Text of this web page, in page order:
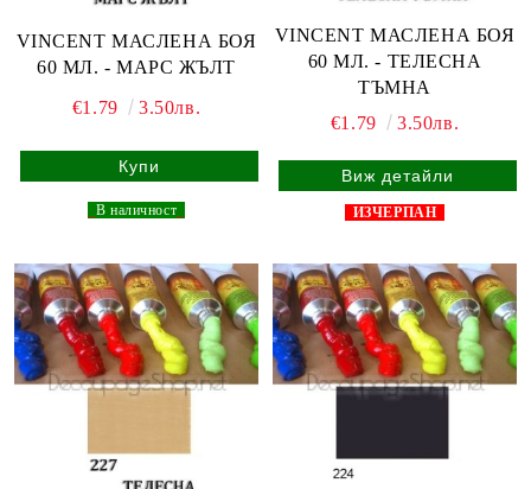
VINCENT МАСЛЕНА БОЯ
60 МЛ. - МАРС ЖЪЛТ
€1.79 3.50лв.
В наличност
VINCENT МАСЛЕНА БОЯ
60 МЛ. - ТЕЛЕСНА
ТЪМНА
€1.79
3.50лв.
Виж детайли
ИЗЧЕРПАН